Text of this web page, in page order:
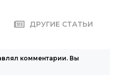
ДРУГИЕ СТАТЬИ
комментарии. Вы